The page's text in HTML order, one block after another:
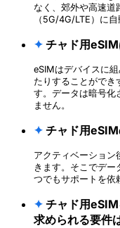
なく、郊外や高速道
（5G/4G/LTE）に
✦ チャド用
eSIMはデバイスに
たりすることができ
す。データは暗号化
ません。
✦ チャド用
アクティベーション
きます。そこでデ
つでもサポートを依
✦ チャド用
求められる要件